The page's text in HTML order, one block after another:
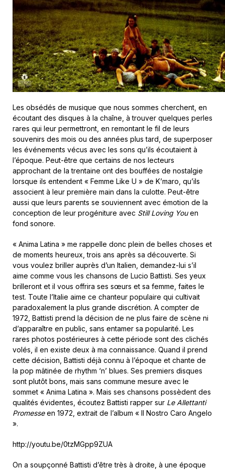
Les obsédés de musique que nous sommes cherchent, en
écoutant des disques à la chaîne, à trouver quelques perles
rares qui leur permettront, en remontant le fil de leurs
souvenirs des mois ou des années plus tard, de superposer
les événements vécus avec les sons qu’ils écoutaient à
l’époque. Peut-être que certains de nos lecteurs
approchant de la trentaine ont des bouffées de nostalgie
lorsque ils entendent « Femme Like U » de K’maro, qu’ils
associent à leur première main dans la culotte. Peut-être
aussi que leurs parents se souviennent avec émotion de la
conception de leur progéniture avec Still Loving Youen
fond sonore.
« Anima Latina » me rappelle donc plein de belles choses et
de moments heureux, trois ans après sa découverte. Si
vous voulez briller auprès d’un Italien, demandez-lui s’il
aime comme vous les chansons de Lucio Battisti. Ses yeux
brilleront et il vous offrira ses sœurs et sa femme, faites le
test. Toute l’Italie aime ce chanteur populaire qui cultivait
paradoxalement la plus grande discrétion. A compter de
1972, Battisti prend la décision de ne plus faire de scène ni
d’apparaître en public, sans entamer sa popularité. Les
rares photos postérieures à cette période sont des clichés
volés, il en existe deux à ma connaissance. Quand il prend
cette décision, Battisti déjà connu à l’époque et chante de
la pop mâtinée de rhythm ‘n’ blues. Ses premiers disques
sont plutôt bons, mais sans commune mesure avec le
sommet « Anima Latina ». Mais ses chansons possèdent des
qualités évidentes, écoutez Battisti rapper sur Le Allettanti
Promesseen 1972, extrait de l’album « Il Nostro Caro Angelo
».
http://youtu.be/0tzMGpp9ZUA
On a soupçonné Battisti d’être très à droite, à une époque